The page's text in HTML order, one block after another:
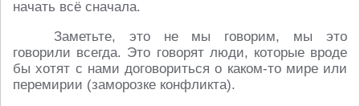
начать всё сначала.
Заметьте, это не мы говорим, мы это
говорили всегда. Это говорят люди, которые вроде
бы хотят с нами договориться о каком-то мире или
перемирии (заморозке конфликта).